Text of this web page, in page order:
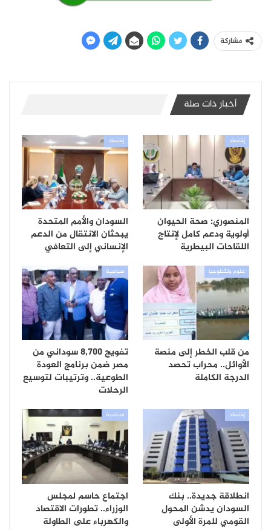
مشاركة
أخبار ذات صلة
إقتصاد
المنصوري: صحة الحيوان
أولوية ودعم كامل لإنتاج
اللقاحات البيطرية
إقتصاد
السودان والأمم المتحدة
يبحثان الانتقال من الدعم
الإنساني إلى التعافي
علوم وتكنلوجيا
من قلب الخطر إلى منصة
الأوائل.. محراب تحصد
الدرجة الكاملة
سياسية
تفويج 8,700 سوداني من
مصر ضمن برنامج العودة
الطوعية.. وترتيبات لتوسيع
الرحلات
إقتصاد
انطلاقة جديدة.. بنك
السودان يدشن المحول
القومي للمرة الأولى
سياسية
اجتماع حاسم لمجلس
الوزراء.. تطورات الاقتصاد
والكهرباء على الطاولة